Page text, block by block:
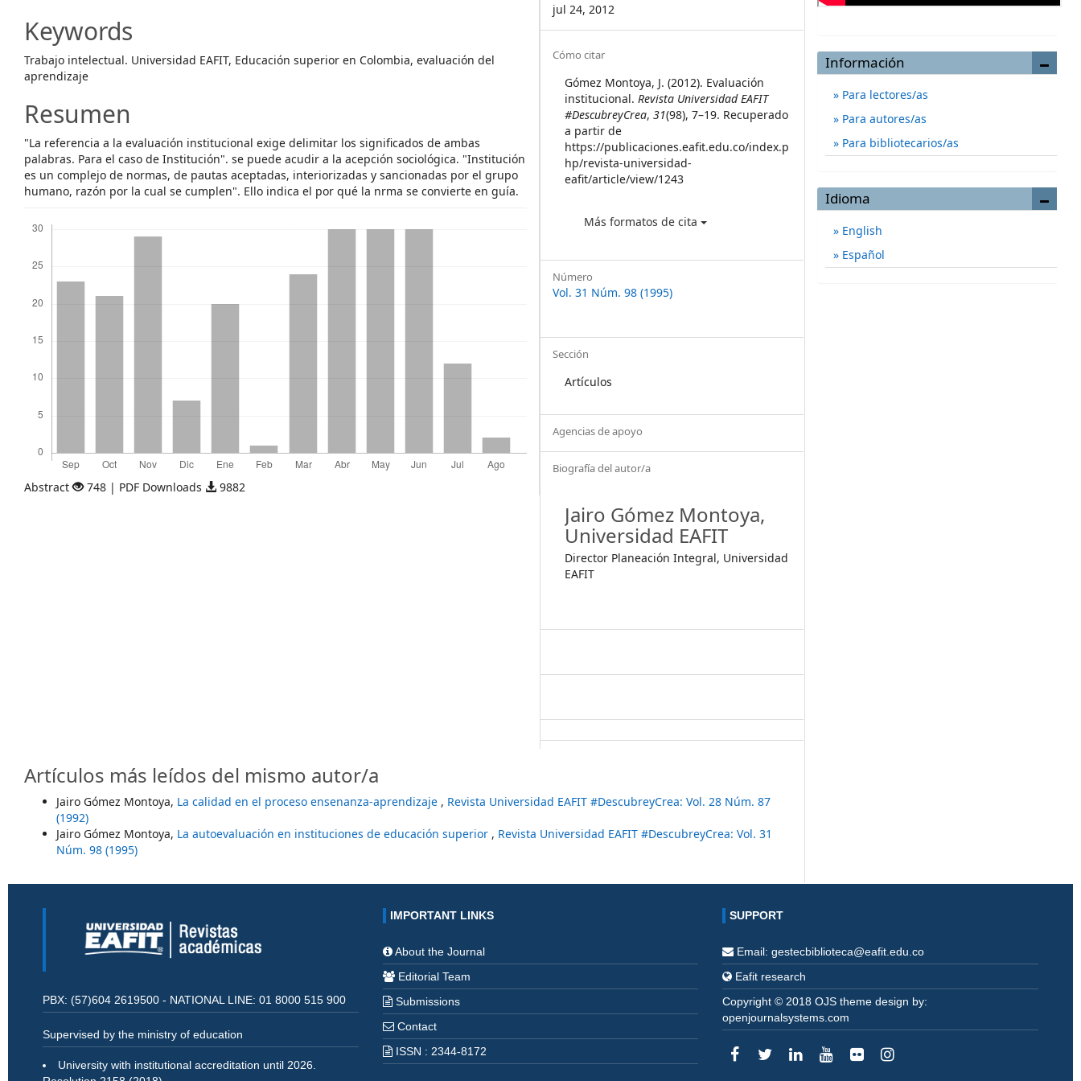
Keywords
Trabajo intelectual. Universidad EAFIT, Educación superior en Colombia, evaluación del
aprendizaje
Resumen
"La referencia a la evaluación institucional exige delimitar los significados de ambas
palabras. Para el caso de Institución". se puede acudir a la acepción sociológica. "Institución
es un complejo de normas, de pautas aceptadas, interiorizadas y sancionadas por el grupo
humano, razón por la cual se cumplen". Ello indica el por qué la nrma se convierte en guía.
Abstract 748 | PDF Downloads 9882
jul 24, 2012
Article
Details
Cómo citar
Gómez Montoya, J. (2012). Evaluación
institucional.Revista Universidad EAFIT
#DescubreyCrea,31(98), 7–19. Recuperado
a partir de
https://publicaciones.eafit.edu.co/index.p
hp/revista-universidad-
eafit/article/view/1243
Más formatos de cita
Número
Vol. 31 Núm. 98 (1995)
Sección
Artículos
Agencias de apoyo
Biografía del autor/a
Jairo Gómez Montoya,
Universidad EAFIT
Director Planeación Integral, Universidad
EAFIT
Artículos más leídos del mismo autor/a
Jairo Gómez Montoya, La calidad en el proceso ensenanza-aprendizaje , Revista Universidad EAFIT #DescubreyCrea: Vol. 28 Núm. 87
(1992)
Jairo Gómez Montoya, La autoevaluación en instituciones de educación superior , Revista Universidad EAFIT #DescubreyCrea: Vol. 31
Núm. 98 (1995)
Información
Para lectores/as
Para autores/as
Para bibliotecarios/as
Idioma
English
Español
PBX: (57)604 2619500 - NATIONAL LINE: 01 8000 515 900
Supervised by the ministry of education
University with institutional accreditation until 2026.
IMPORTANT LINKS
About the Journal
Editorial Team
Submissions
Contact
ISSN : 2344-8172
SUPPORT
Email: gestecbiblioteca@eafit.edu.co
Eafit research
Copyright © 2018 OJS theme design by:
openjournalsystems.com